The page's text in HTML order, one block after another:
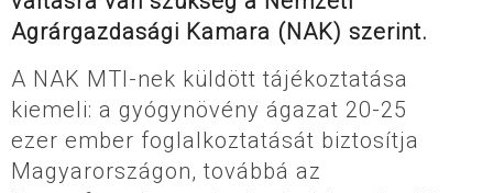
Agrárgazdasági Kamara (NAK) szerint.
A NAK MTI-nek küldött tájékoztatása
kiemeli: a gyógynövény ágazat 20-25
ezer ember foglalkoztatását biztosítja
Magyarországon, továbbá az